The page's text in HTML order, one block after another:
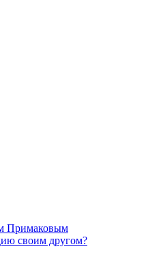
Примаковым
своим другом?